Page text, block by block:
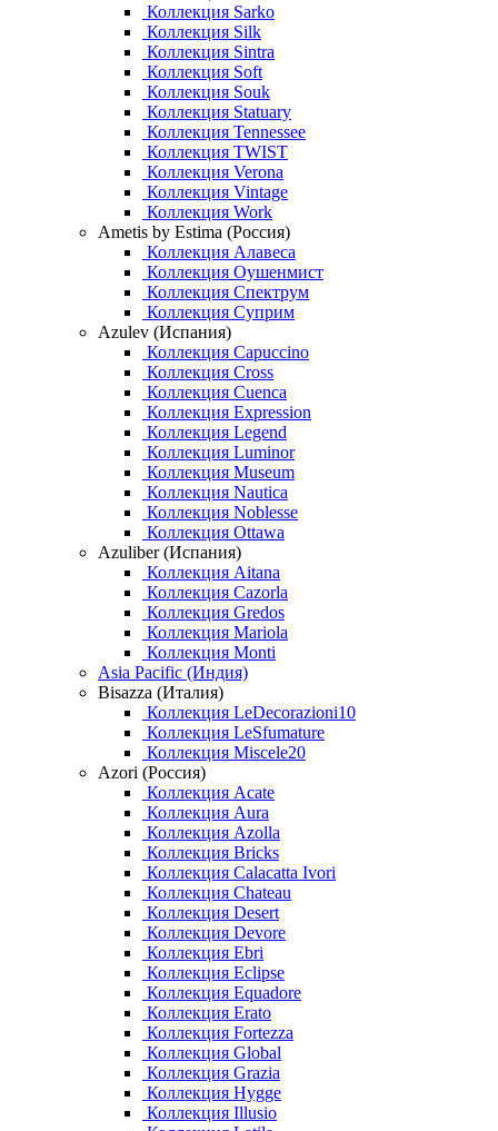
Коллекция Sarko
Коллекция Silk
Коллекция Sintra
Коллекция Soft
Коллекция Souk
Коллекция Statuary
Коллекция Tennessee
Коллекция TWIST
Коллекция Verona
Коллекция Vintage
Коллекция Work
Ametis by Estima (Россия)
Коллекция Алавеса
Коллекция Оушенмист
Коллекция Спектрум
Коллекция Суприм
Azulev (Испания)
Коллекция Capuccino
Коллекция Cross
Коллекция Cuenca
Коллекция Expression
Коллекция Legend
Коллекция Luminor
Коллекция Museum
Коллекция Nautica
Коллекция Noblesse
Коллекция Ottawa
Azuliber (Испания)
Коллекция Aitana
Коллекция Cazorla
Коллекция Gredos
Коллекция Mariola
Коллекция Monti
Asia Pacific (Индия)
Bisazza (Италия)
Коллекция LeDecorazioni10
Коллекция LeSfumature
Коллекция Miscele20
Azori (Россия)
Коллекция Acate
Коллекция Aura
Коллекция Azolla
Коллекция Bricks
Коллекция Calacatta Ivori
Коллекция Chateau
Коллекция Desert
Коллекция Devore
Коллекция Ebri
Коллекция Eclipse
Коллекция Equadore
Коллекция Erato
Коллекция Fortezza
Коллекция Global
Коллекция Grazia
Коллекция Hygge
Коллекция Illusio